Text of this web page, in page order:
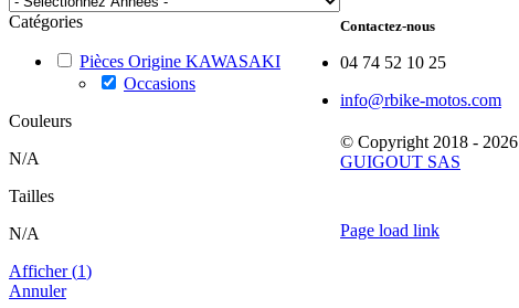
Catégories
Pièces Origine KAWASAKI
Occasions
Couleurs
N/A
Tailles
N/A
Afficher(1)
Annuler
Contactez-nous
04 74 52 10 25
info@rbike-motos.com
© Copyright 2018 - 2026
GUIGOUT SAS
Page load link